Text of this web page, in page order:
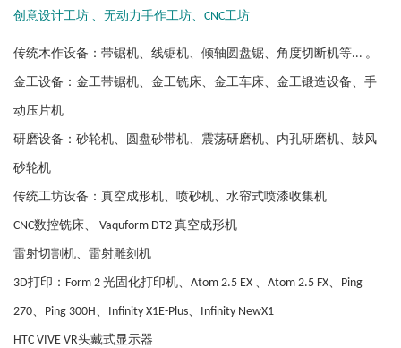
创意设计工坊 、无动力手作工坊、CNC工坊
传统木作设备：带锯机、线锯机、倾轴圆盘锯、角度切断机等... 。
金工设备：金工带锯机、金工铣床、金工车床、金工锻造设备、手
动压片机
研磨设备：砂轮机、圆盘砂带机、震荡研磨机、内孔研磨机、鼓风
砂轮机
传统工坊设备：真空成形机、喷砂机、水帘式喷漆收集机
CNC数控铣床、 Vaquform DT2 真空成形机
雷射切割机、雷射雕刻机
3D打印：Form 2 光固化打印机、Atom 2.5 EX 、Atom 2.5 FX、Ping
270、Ping 300H、Infinity X1E-Plus、Infinity NewX1
HTC VIVE VR头戴式显示器